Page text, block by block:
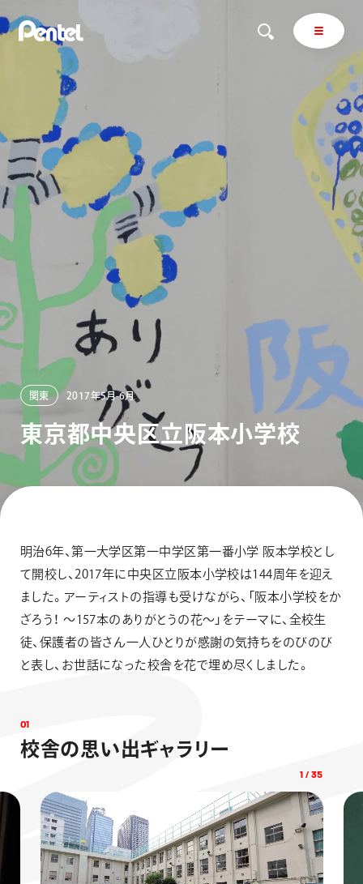
エナージェル サインペン
商品を探す
商品を探すトップ
ボールペン
ペン
マーカー
シャープペン
消し具
ブラッシュ（筆）
その他
ぺんてるについて
ぺんてるについてトップ
メッセージ
採用情報
運営会社
関東 2017年5月-6月
東京都中央 区立 阪本小学校
明治6年、第一大学区第一中学区第一番小学 阪本学校とし
て開校し、2017年に中央区立阪本小学校は144周年を迎え
ました。アーティストの指導も受けながら、「阪本小学校をか
ざろう！ ～157本のありがとうの花～」をテーマに、全校生
徒、保護者の皆さん一人ひとりが感謝の気持ちをのびのび
と表し、お世話になった校舎を花で埋め尽くしました。
01
校舎の思い出ギャラ リ ー
1 /35